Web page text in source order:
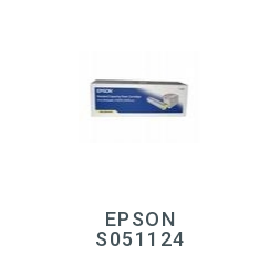
EPSON
S051124